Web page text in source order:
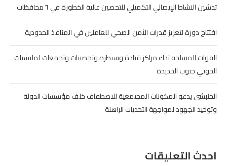
تدشين النشاط الإيصالي التكميلي للتحصين عالية الخطورة في ٦ محافظات
افتتاح دورة لتعزيز قدرات الأمن الصحي للعاملين في المنافذ الحدودية
القوات المسلحة تدك مراكز قيادة وسيطرة وتحصينات وتجمعات لمليشيات
الحوثي جنوب الحديدة
الخنبشي يدعو المكونات المجتمعية للاصطفاف خلف مؤسسات الدولة
وتوحيد الجهود لمواجهة التحديات الراهنة
احدث التعليقات